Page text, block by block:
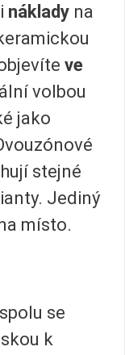
náklady na
ve
volbou
jako
stejné
Jediný
místo.
se
k